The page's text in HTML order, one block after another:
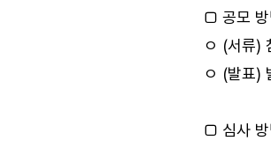
□ 공모 방
ㅇ (서류)
ㅇ (발표)
□ 심사 방